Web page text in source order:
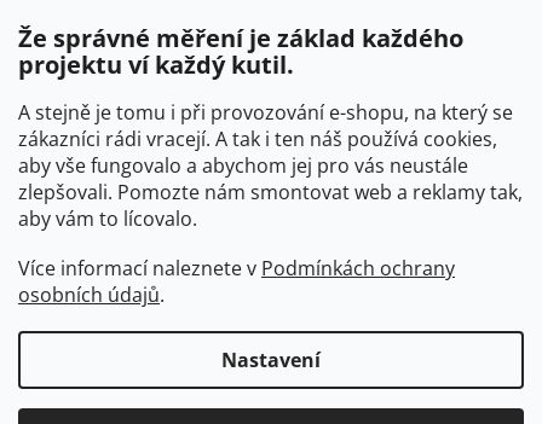
Že správné měření je základ každého
projektu ví každý kutil.
A stejně je tomu i při provozování e-shopu, na který se
zákazníci rádi vracejí. A tak i ten náš používá cookies,
aby vše fungovalo a abychom jej pro vás neustále
zlepšovali. Pomozte nám smontovat web a reklamy tak,
aby vám to lícovalo.
Více informací naleznete v Podmínkách ochrany
osobních údajů.
Nastavení
Po - Čt
06:00 - 07:00
07:30 - 15:30
Pá
06:00 - 07:00
07:30 - 15:00
So
07:00 - 10:00
Ne
zavřeno